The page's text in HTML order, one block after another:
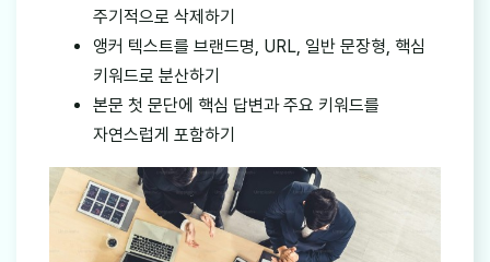
주기적으로 삭제하기
앵커 텍스트를 브랜드명, URL, 일반 문장형, 핵심
키워드로 분산하기
본문 첫 문단에 핵심 답변과 주요 키워드를
자연스럽게 포함하기